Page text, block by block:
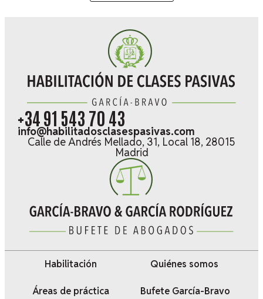
+34 91 543 70 43
info@habilitadosclasespasivas.com
Calle de Andrés Mellado, 31, Local 18, 28015
Madrid
Habilitación Quiénes somos
Áreas de práctica Bufete García-Bravo